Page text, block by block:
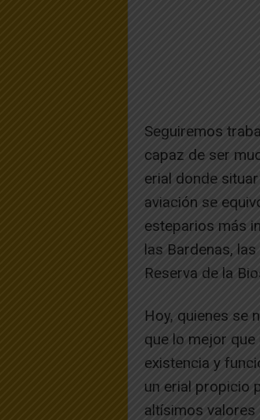
Seguiremos
capaz de ser
erial donde
aviación se
esteparios más
las Bardenas,
Reserva de la
Hoy, quienes se
que lo mejor
existencia y
un erial propicio
altísimos